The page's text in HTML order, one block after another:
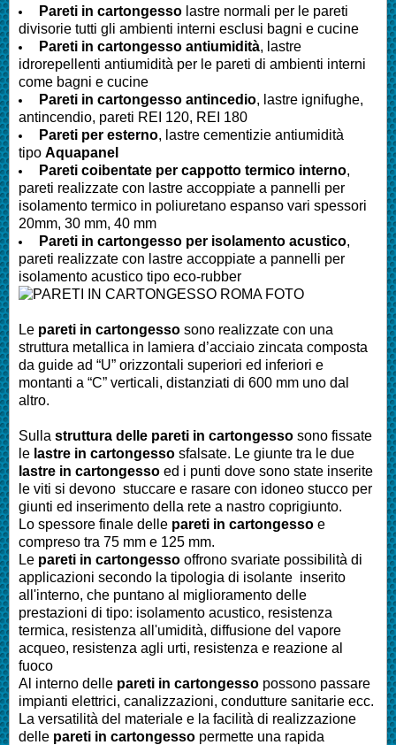
Pareti in cartongesso lastre normali per le pareti
divisorie tutti gli ambienti interni esclusi bagni e cucine
Pareti in cartongesso antiumidità, lastre
idrorepellenti antiumidità per le pareti di ambienti interni
come bagni e cucine
Pareti in cartongesso antincedio, lastre ignifughe,
antincendio, pareti REI 120, REI 180
Pareti per esterno, lastre cementizie antiumidità
tipo Aquapanel
Pareti coibentate per cappotto termico interno,
pareti realizzate con lastre accoppiate a pannelli per
isolamento termico in poliuretano espanso vari spessori
20mm, 30 mm, 40 mm
Pareti in cartongesso per isolamento acustico,
pareti realizzate con lastre accoppiate a pannelli per
isolamento acustico tipo eco-rubber
Le pareti in cartongesso sono realizzate con una
struttura metallica in lamiera d’acciaio zincata composta
da guide ad “U” orizzontali superiori ed inferiori e
montanti a “C” verticali, distanziati di 600 mm uno dal
altro.
Sulla struttura delle pareti in cartongesso sono fissate
le lastre in cartongesso sfalsate. Le giunte tra le due
lastre in cartongesso ed i punti dove sono state inserite
le viti si devono stuccare e rasare con idoneo stucco per
giunti ed inserimento della rete a nastro coprigiunto.
Lo spessore finale delle pareti in cartongesso e
compreso tra 75 mm e 125 mm.
Le pareti in cartongesso offrono svariate possibilità di
applicazioni secondo la tipologia di isolante inserito
all'interno, che puntano al miglioramento delle
prestazioni di tipo: isolamento acustico, resistenza
termica, resistenza all'umidità, diffusione del vapore
acqueo, resistenza agli urti, resistenza e reazione al
fuoco
Al interno delle pareti in cartongesso possono passare
impianti elettrici, canalizzazioni, condutture sanitarie ecc.
La versatilità del materiale e la facilità di realizzazione
delle pareti in cartongesso permette una rapida